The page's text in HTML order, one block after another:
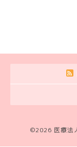
©2026 医療